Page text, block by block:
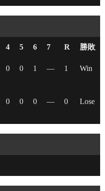
4 5 6 7 R 勝敗
0 0 1 — 1 Win
0 0 0 — 0 Lose